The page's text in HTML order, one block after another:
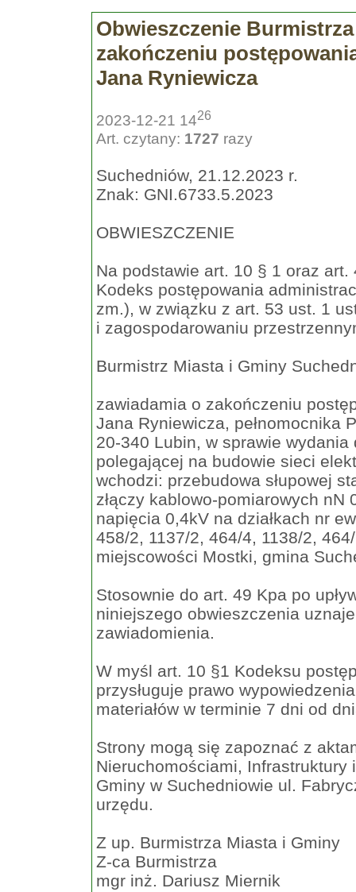
Obwieszczenie
zakończeniu
Jana Ryniewicza
2023-12-21 1426
Art. czytany: 1727 razy
Suchedniów, 21.12.2023 r.
Znak: GNI.6733.5.2023
OBWIESZCZENIE
Na podstawie art. 10 § 1 oraz
Kodeks postępowania
zm.), w związku z art. 53 ust. 1
i zagospodarowaniu
Burmistrz Miasta i Gminy
zawiadamia o zakończeniu
Jana Ryniewicza, pełnomocnika
20-340 Lubin, w sprawie
polegającej na budowie sieci
wchodzi: przebudowa słupowej
złączy kablowo-pomiarowych
napięcia 0,4kV na działkach nr
458/2, 1137/2, 464/4, 1138/2,
miejscowości Mostki, gmina
Stosownie do art. 49 Kpa po
niniejszego obwieszczenia
zawiadomienia.
W myśl art. 10 §1 Kodeksu
przysługuje prawo
materiałów w terminie 7 dni od
Strony mogą się zapoznać z
Nieruchomościami,
Gminy w Suchedniowie ul.
urzędu.
Z up. Burmistrza Miasta i Gminy
Z-ca Burmistrza
mgr inż. Dariusz Miernik